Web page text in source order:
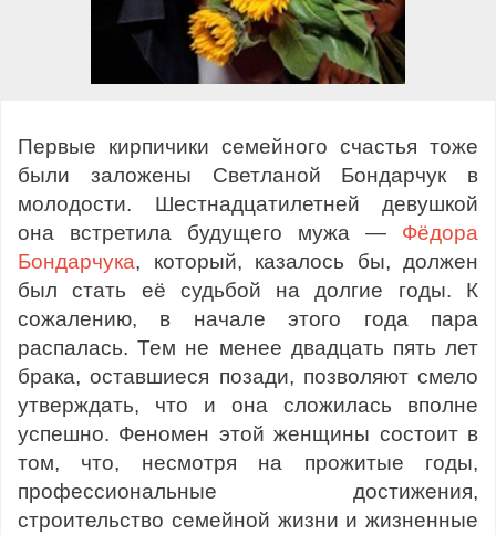
Первые кирпичики семейного счастья тоже
были заложены Светланой Бондарчук в
молодости. Шестнадцатилетней девушкой
она встретила будущего мужа — Фёдора
Бондарчука, который, казалось бы, должен
был стать её судьбой на долгие годы. К
сожалению, в начале этого года пара
распалась. Тем не менее двадцать пять лет
брака, оставшиеся позади, позволяют смело
утверждать, что и она сложилась вполне
успешно. Феномен этой женщины состоит в
том, что, несмотря на прожитые годы,
профессиональные достижения,
строительство семейной жизни и жизненные